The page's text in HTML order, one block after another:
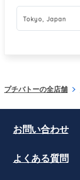
プチバトーの全店舗
お問い合わせ
よくある質問